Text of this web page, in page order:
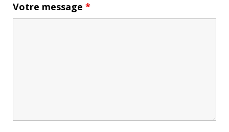
Votre message *